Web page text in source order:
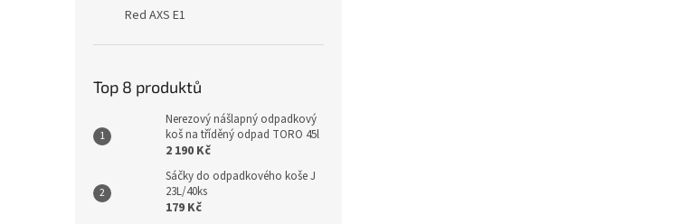
Red AXS E1
Top 8 produktů
Nerezový nášlapný odpadkový
koš na tříděný odpad TORO 45l
2 190 Kč
Sáčky do odpadkového koše J
23L/40ks
179 Kč